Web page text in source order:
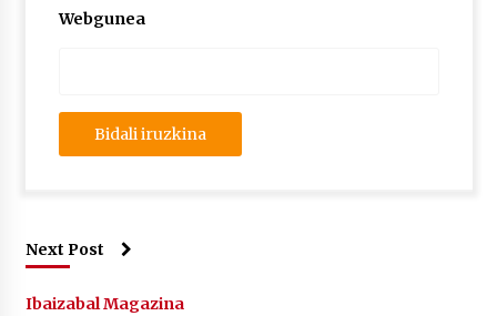
Webgunea
Next Post
Ibaizabal Magazina